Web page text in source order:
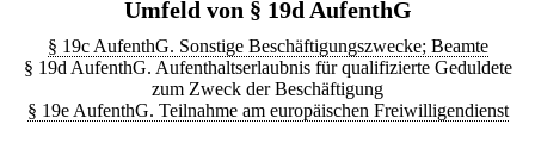
Umfeld von § 19d AufenthG
§ 19c AufenthG. Sonstige Beschäftigungszwecke; Beamte
§ 19d AufenthG. Aufenthaltserlaubnis für qualifizierte Geduldete
zum Zweck der Beschäftigung
§ 19e AufenthG. Teilnahme am europäischen Freiwilligendienst